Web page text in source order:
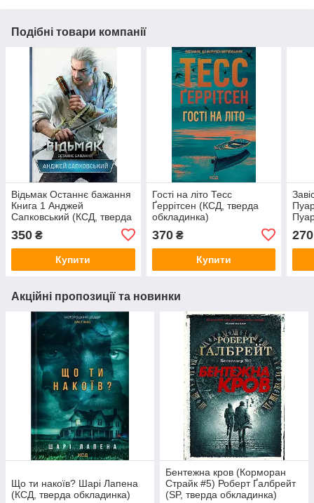
Подібні товари компанії
Відьмак Останнє бажання
Книга 1 Анджей
Сапковський (КСД, тверда
350 ₴
Купити
Гості на літо Тесс
Ґеррітсен (КСД, тверда
обкладинка)
370₴
Купити
270
Акційні пропозиції та новинки
Що ти накоїв? Шарі Лапена
(КСД, тверда обкладинка)
Бентежна кров (Корморан
Страйк #5) Роберт Ґалбрейт
(SP, тверда обкладинка)